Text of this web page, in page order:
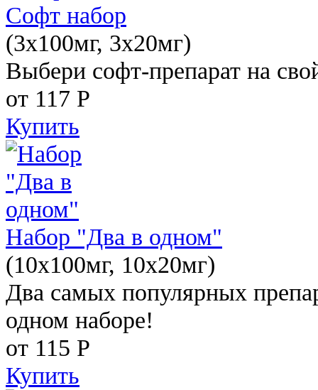
Софт набор
(3x100мг, 3x20мг)
Выбери софт-препарат на
от 117 Р
Купить
Набор "Два в одном"
(10x100мг, 10x20мг)
Два самых популярных
одном наборе!
от 115 Р
Купить